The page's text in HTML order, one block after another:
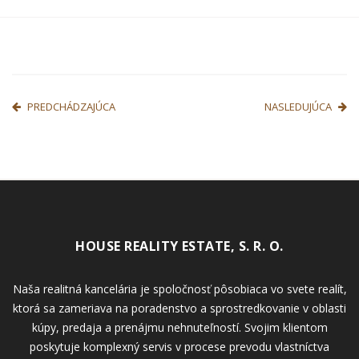
PREDCHÁDZAJÚCA NASLEDUJÚCA
HOUSE REALITY ESTATE, S. R. O.
Naša realitná kancelária je spoločnosť pôsobiaca vo svete realít,
ktorá sa zameriava na poradenstvo a sprostredkovanie v oblasti
kúpy, predaja a prenájmu nehnuteľností. Svojim klientom
poskytuje komplexný servis v procese prevodu vlastníctva